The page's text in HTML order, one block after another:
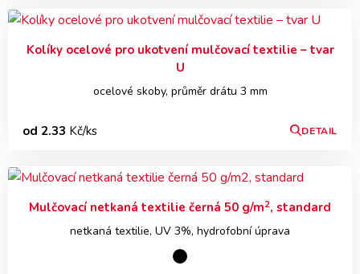
Kolíky ocelové pro ukotvení mulčovací textilie – tvar
U
ocelové skoby, průměr drátu 3 mm
od 2.33 Kč/ks DETAIL
Mulčovací netkaná textilie černá 50 g/m2, standard
netkaná textilie, UV 3%, hydrofobní úprava